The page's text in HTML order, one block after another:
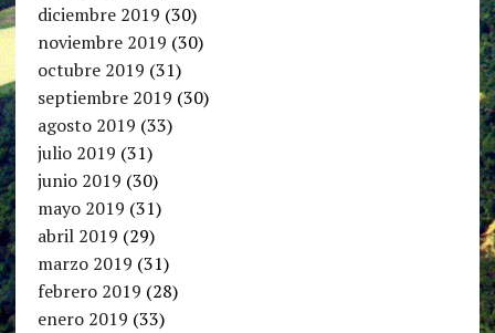
diciembre 2019 (30)
noviembre 2019 (30)
octubre 2019 (31)
septiembre 2019 (30)
agosto 2019 (33)
julio 2019 (31)
junio 2019 (30)
mayo 2019 (31)
abril 2019 (29)
marzo 2019 (31)
febrero 2019 (28)
enero 2019 (33)